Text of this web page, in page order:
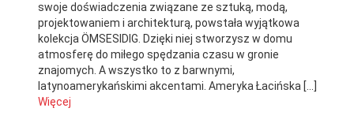
swoje doświadczenia związane ze sztuką, modą,
projektowaniem i architekturą, powstała wyjątkowa
kolekcja ÖMSESIDIG. Dzięki niej stworzysz w domu
atmosferę do miłego spędzania czasu w gronie
znajomych. A wszystko to z barwnymi,
latynoamerykańskimi akcentami. Ameryka Łacińska […]
Więcej